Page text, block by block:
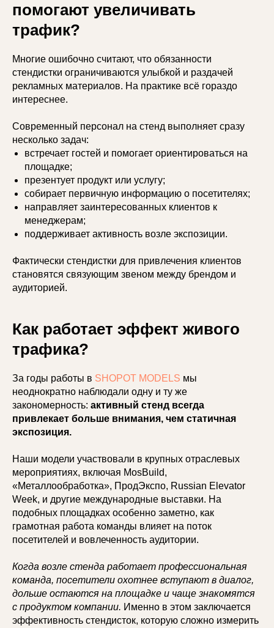
помогают увеличивать
трафик?
Многие ошибочно считают, что обязанности
стендистки ограничиваются улыбкой и раздачей
рекламных материалов. На практике всё гораздо
интереснее.
Современный персонал на стенд выполняет сразу
несколько задач:
встречает гостей и помогает ориентироваться на
площадке;
презентует продукт или услугу;
собирает первичную информацию о посетителях;
направляет заинтересованных клиентов к
менеджерам;
поддерживает активность возле экспозиции.
Фактически стендистки для привлечения клиентов
становятся связующим звеном между брендом и
аудиторией.
Как работает эффект живого
трафика?
За годы работы в SHOPOT MODELS мы
неоднократно наблюдали одну и ту же
закономерность: активный стенд всегда
привлекает больше внимания, чем статичная
экспозиция.
Наши модели участвовали в крупных отраслевых
мероприятиях, включая MosBuild,
«Металлообработка», ПродЭкспо, Russian Elevator
Week, и другие международные выставки. На
подобных площадках особенно заметно, как
грамотная работа команды влияет на поток
посетителей и вовлеченность аудитории.
Когда возле стенда работает профессиональная
команда, посетители охотнее вступают в диалог,
дольше остаются на площадке и чаще знакомятся
с продуктом компании. Именно в этом заключается
эффективность стендисток, которую сложно измерить